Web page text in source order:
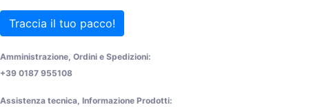
Traccia il tuo pacco!
Amministrazione, Ordini e Spedizioni:
+39 0187 955108
Assistenza tecnica, Informazione Prodotti: